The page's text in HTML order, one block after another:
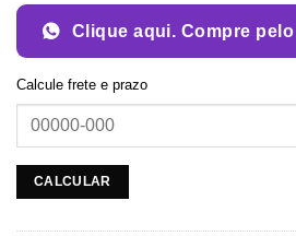
Clique aqui. Compre
Calcule frete e prazo